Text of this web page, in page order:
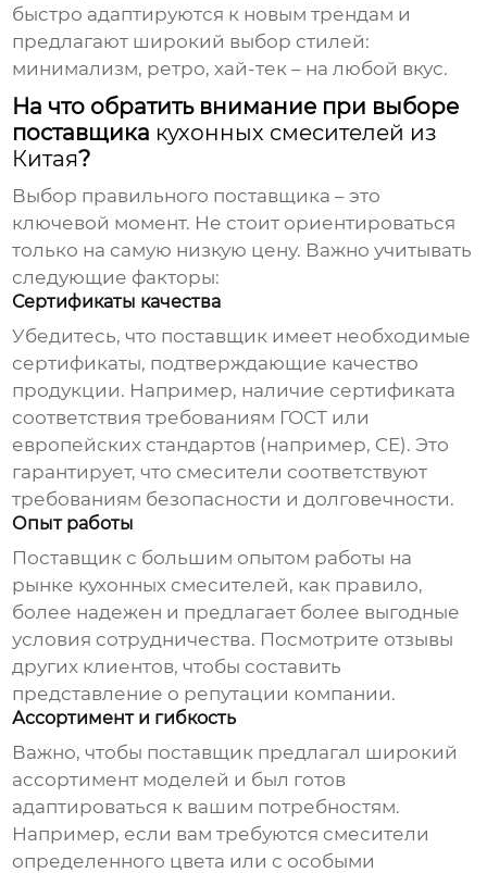
быстро адаптируются к новым трендам и
предлагают широкий выбор стилей:
минимализм, ретро, хай-тек – на любой вкус.
На что обратить внимание при выборе
поставщика кухонных смесителей из
Китая?
Выбор правильного поставщика – это
ключевой момент. Не стоит ориентироваться
только на самую низкую цену. Важно учитывать
следующие факторы:
Сертификаты качества
Убедитесь, что поставщик имеет необходимые
сертификаты, подтверждающие качество
продукции. Например, наличие сертификата
соответствия требованиям ГОСТ или
европейских стандартов (например, CE). Это
гарантирует, что смесители соответствуют
требованиям безопасности и долговечности.
Опыт работы
Поставщик с большим опытом работы на
рынке кухонных смесителей, как правило,
более надежен и предлагает более выгодные
условия сотрудничества. Посмотрите отзывы
других клиентов, чтобы составить
представление о репутации компании.
Ассортимент и гибкость
Важно, чтобы поставщик предлагал широкий
ассортимент моделей и был готов
адаптироваться к вашим потребностям.
Например, если вам требуются смесители
определенного цвета или с особыми